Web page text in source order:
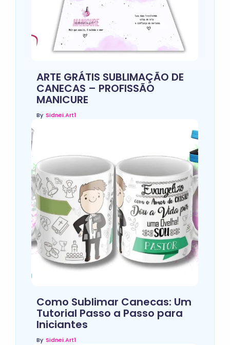
ARTE GRÁTIS SUBLIMAÇÃO DE
CANECAS – PROFISSÃO
MANICURE
By Sidnei.art1
Como Sublimar Canecas: Um
Tutorial Passo a Passo para
Iniciantes
By Sidnei.art1